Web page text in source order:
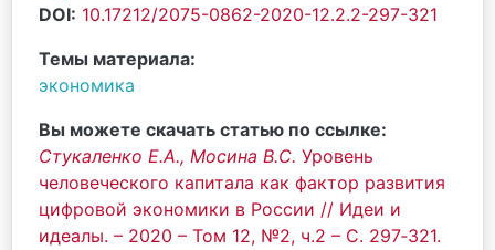
DOI: 10.17212/2075-0862-2020-12.2.2-297-321
Темы материала:
экономика
Вы можете скачать статью по ссылке:
Стукаленко Е.А., Мосина В.С. Уровень
человеческого капитала как фактор развития
цифровой экономики в России // Идеи и
идеалы. – 2020 – Том 12, №2, ч.2 – С. 297‐321.